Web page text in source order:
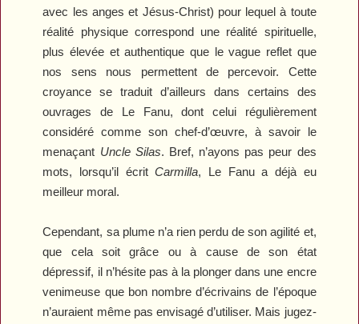
avec les anges et Jésus-Christ) pour lequel à toute
réalité physique correspond une réalité spirituelle,
plus élevée et authentique que le vague reflet que
nos sens nous permettent de percevoir. Cette
croyance se traduit d’ailleurs dans certains des
ouvrages de Le Fanu, dont celui régulièrement
considéré comme son chef-d’œuvre, à savoir le
menaçant Uncle Silas. Bref, n’ayons pas peur des
mots, lorsqu’il écritCarmilla, Le Fanu a déjà eu
meilleur moral.
Cependant, sa plume n’a rien perdu de son agilité et,
que cela soit grâce ou à cause de son état
dépressif, il n’hésite pas à la plonger dans une encre
venimeuse que bon nombre d’écrivains de l’époque
n’auraient même pas envisagé d’utiliser. Mais jugez-